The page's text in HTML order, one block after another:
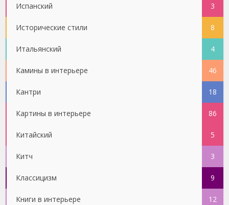
Испанский 3
Исторические стили 8
Итальянский 4
Камины в интерьере 46
Кантри 18
Картины в интерьере 86
Китайский 5
Китч 3
Классицизм 9
Книги в интерьере 12